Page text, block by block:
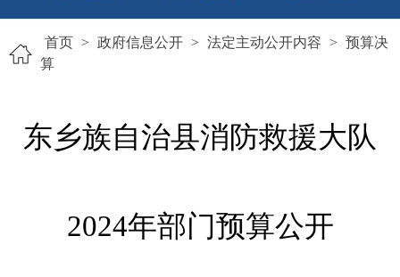
首页 > 政府信息公开 > 法定主动公开内容 > 预算决
算
东乡族自治县消防救援大队
2024年部门预算公开